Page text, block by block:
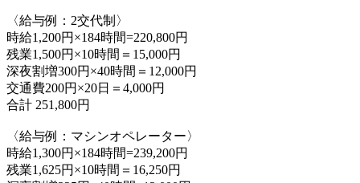
〈給与例：2交代制〉
時給1,200円×184時間=220,800円
残業1,500円×10時間＝15,000円
深夜割増300円×40時間＝12,000円
交通費200円×20日＝4,000円
合計 251,800円
〈給与例：マシンオペレーター〉
時給1,300円×184時間=239,200円
残業1,625円×10時間＝16,250円